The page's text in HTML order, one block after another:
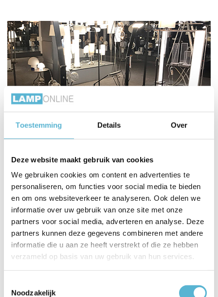
Toestemming Details Over
Deze website maakt gebruik van cookies
We gebruiken cookies om content en advertenties te
personaliseren, om functies voor social media te bieden
en om ons websiteverkeer te analyseren. Ook delen we
informatie over uw gebruik van onze site met onze
partners voor social media, adverteren en analyse. Deze
partners kunnen deze gegevens combineren met andere
informatie die u aan ze heeft verstrekt of die ze hebben
verzameld op basis van uw gebruik van hun services.
Noodzakelijk